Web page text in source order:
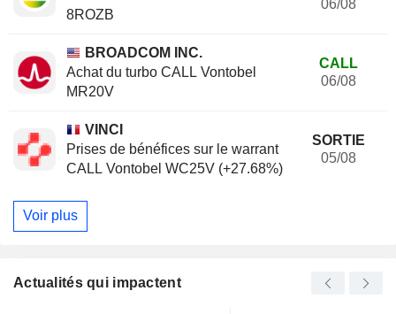
8ROZB
06/08
BROADCOM INC.
Achat du turbo CALL Vontobel
MR20V
CALL
06/08
VINCI
Prises de bénéfices sur le warrant
CALL Vontobel WC25V (+27.68%)
SORTIE
05/08
Voir plus
Actualités qui impactent